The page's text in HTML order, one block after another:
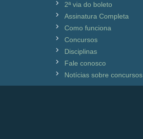
2ª via do boleto
Assinatura Completa
Como funciona
Concursos
Disciplinas
Fale conosco
Notícias sobre concursos